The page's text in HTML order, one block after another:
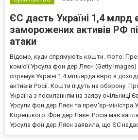
ЄС дасть Україні 1,4 млрд
заморожених активів РФ
атаки
Відомо, куди спрямують кошти. Фото:
комісії Урсула фон дер Ляєн (Getty
спрямує Україні 1,4 мільярда євро з
активів Росії. Кошти підуть на оборону.
Україна з посиланням на заяву очільниці
Урсули фон дер Ляєн та прем'єр-міністра
Корецького. Фон дер Ляєн: Росія має
Урсула фон дер Ляєн заявила, що ЄС